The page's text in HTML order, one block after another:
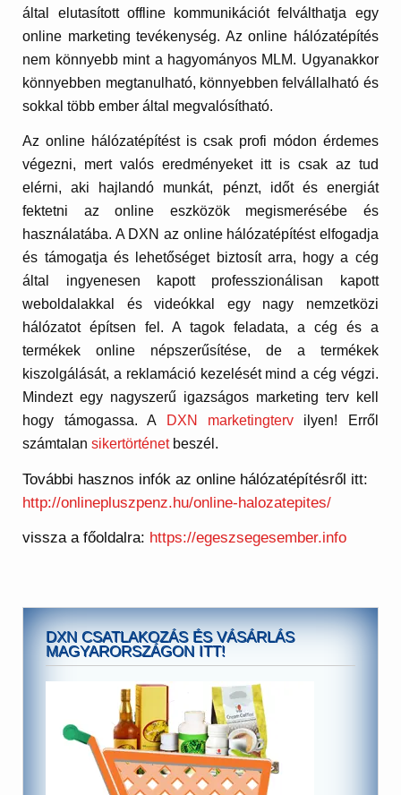
által elutasított offline kommunikációt felválthatja egy
online marketing tevékenység. Az online hálózatépítés
nem könnyebb mint a hagyományos MLM. Ugyanakkor
könnyebben megtanulható, könnyebben felvállalható és
sokkal több ember által megvalósítható.
Az online hálózatépítést is csak profi módon érdemes
végezni, mert valós eredményeket itt is csak az tud
elérni, aki hajlandó munkát, pénzt, időt és energiát
fektetni az online eszközök megismerésébe és
használatába. A DXN az online hálózatépítést elfogadja
és támogatja és lehetőséget biztosít arra, hogy a cég
által ingyenesen kapott professzionálisan kapott
weboldalakkal és videókkal egy nagy nemzetközi
hálózatot építsen fel. A tagok feladata, a cég és a
termékek online népszerűsítése, de a termékek
kiszolgálását, a reklamáció kezelését mind a cég végzi.
Mindezt egy nagyszerű igazságos marketing terv kell
hogy támogassa. ADXN marketingtervilyen! Erről
számtalansikertörténetbeszél.
További hasznos infók az online hálózatépítésről itt:
http://onlinepluszpenz.hu/online-halozatepites/
vissza a főoldalra: https://egeszsegesember.info
DXN CSATLAKOZÁS ÉS VÁSÁRLÁS
MAGYARORSZÁGON ITT!